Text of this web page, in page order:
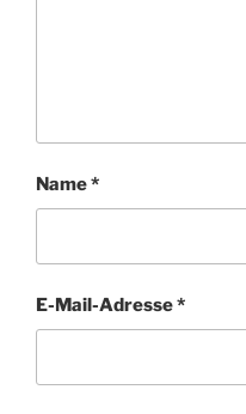
Name*
E-Mail-Adresse*